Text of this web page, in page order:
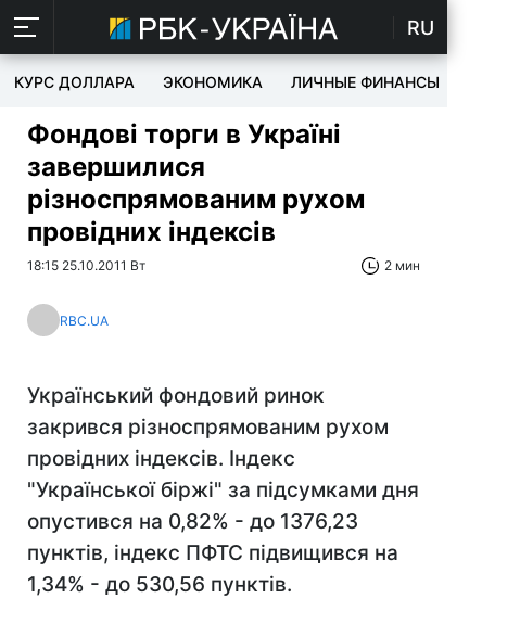
RU
КУРС ДОЛЛАРА ЭКОНОМИКА ЛИЧНЫЕ ФИНАНСЫ
Фондові торги в Україні
завершилися
різноспрямованим рухом
провідних індексів
18:15 25.10.2011 Вт 2 мин
RBC.UA
Український фондовий ринок
закрився різноспрямованим рухом
провідних індексів. Індекс
"Української біржі" за підсумками дня
опустився на 0,82% - до 1376,23
пунктів, індекс ПФТС підвищився на
1,34% - до 530,56 пунктів.